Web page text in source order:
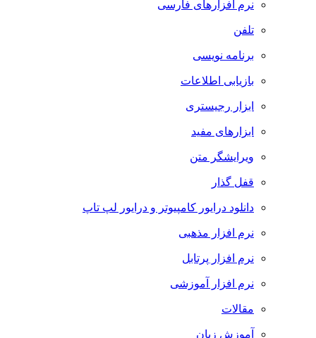
نرم افزارهای فارسی
تلفن
برنامه نویسی
بازیابی اطلاعات
ابزار رجیستری
ابزارهای مفید
ویرایشگر متن
قفل گذار
دانلود درایور کامپیوتر و درایور لپ تاپ
نرم افزار مذهبی
نرم افزار پرتابل
نرم افزار آموزشی
مقالات
آموزش زبان